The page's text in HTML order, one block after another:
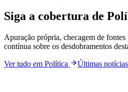
Siga a cobertura de
Apuração própria, checagem de
contínua sobre os desdobramentos
Ver tudo em Política Últimas notícias